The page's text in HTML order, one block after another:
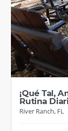
¡Qué Tal,
Rutina
River Ranch, FL